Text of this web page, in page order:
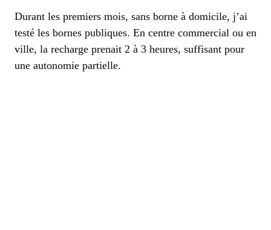
Durant les premiers mois, sans borne à domicile, j’ai
testé les bornes publiques. En centre commercial ou en
ville, la recharge prenait 2 à 3 heures, suffisant pour
une autonomie partielle.